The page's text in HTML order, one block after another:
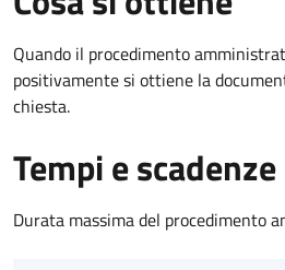
Quando il procedimento
positivamente si ottiene la
chiesta.
Tempi e scadenze
Durata massima del procedimento